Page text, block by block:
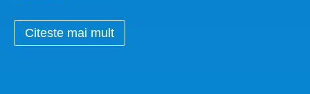
Citeste mai mult